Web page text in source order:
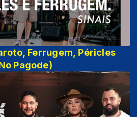
Ferrugem, Péricles
Pagode)